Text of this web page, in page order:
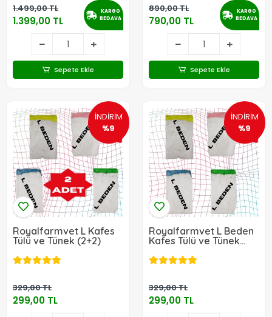
1.499,00 TL
1.399,00 TL
KARGO
BEDAVA
Sepete Ekle
890,00 TL
790,00 TL
KARGO
BEDAVA
Sepete Ekle
İNDİRİM
%9
Royalfarmvet L Kafes
Tülü ve Tünek (2+2)
329,00 TL
299,00 TL
İNDİRİM
%9
Royalfarmvet L Beden
Kafes Tülü ve Tünek
329,00 TL
299,00 TL